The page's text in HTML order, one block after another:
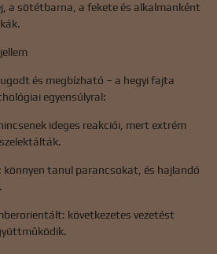
a sötétbarna, a fekete és alkalmanként
és megbízható – a hegyi fajta
egyensúlyral:
ideges reakciói, mert extrém
könnyen tanul parancsokat, és hajlandó
következetes vezetést